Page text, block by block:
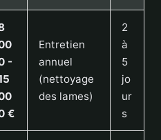
-
€
Entretien
annuel
(nettoyage
des lames)
2
à
5
jo
ur
s